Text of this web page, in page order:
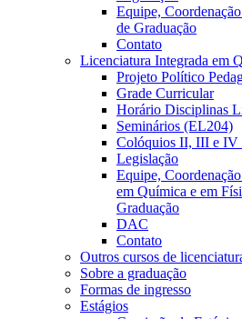
Equipe,
de Graduação
Contato
Licenciatura Integrada em
Projeto Político
Grade Curricular
Horário Disciplinas
Seminários (EL204)
Colóquios II, III e
Legislação
Equipe,
em Química e em
Graduação
DAC
Contato
Outros cursos de
Sobre a graduação
Formas de ingresso
Estágios